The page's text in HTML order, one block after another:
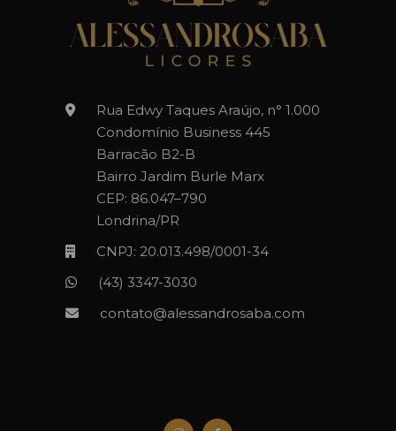
Rua Edwy Taques Araújo, n° 1.000
Condomínio Business 445
Barracão B2-B
Bairro Jardim Burle Marx
CEP: 86.047–790
Londrina/PR
CNPJ: 20.013.498/0001-34
(43) 3347-3030‬‬
contato@alessandrosaba.com